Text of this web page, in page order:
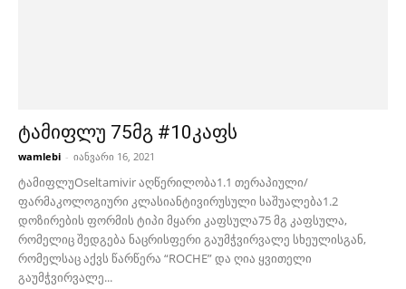
ტამიფლუ 75მგ #10კაფს
wamlebi - იანვარი 16, 2021
ტამიფლუOseltamivir აღწერილობა1.1 თერაპიული/
ფარმაკოლოგიური კლასიანტივირუსული საშუალება1.2
დოზირების ფორმის ტიპი მყარი კაფსულა75 მგ კაფსულა,
რომელიც შედგება ნაცრისფერი გაუმჭვირვალე სხეულისგან,
რომელსაც აქვს წარწერა “ROCHE” და ღია ყვითელი
გაუმჭვირვალე...